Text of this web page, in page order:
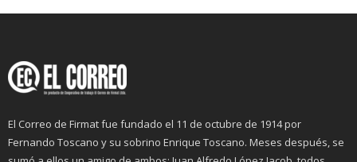
El Correo de Firmat fue fundado el 11 de octubre de 1914 por
Fernando Toscano y su sobrino Enrique Toscano. Meses después, se